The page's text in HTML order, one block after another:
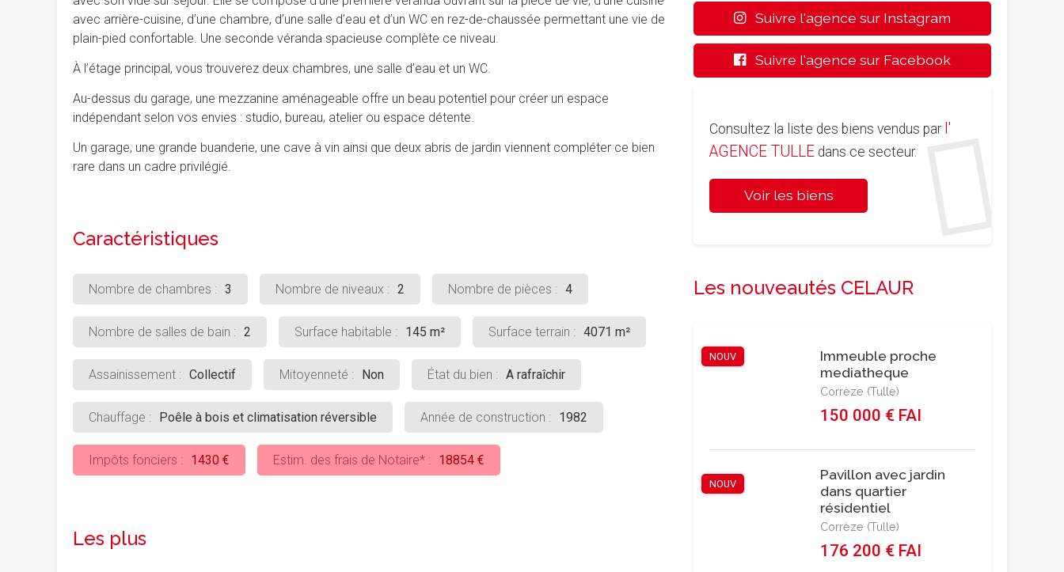
avec arrière-cuisine, d’une chambre, d’une salle d’eau et d’un WC en rez-de-chaussée permettant une vie de
plain-pied confortable. Une seconde véranda spacieuse complète ce niveau.
À l’étage principal, vous trouverez deux chambres, une salle d’eau et un WC.
Au-dessus du garage, une mezzanine aménageable offre un beau potentiel pour créer un espace
indépendant selon vos envies : studio, bureau, atelier ou espace détente.
Un garage, une grande buanderie, une cave à vin ainsi que deux abris de jardin viennent compléter ce bien
rare dans un cadre privilégié.
Caractéristiques
Nombre de chambres : 3 Nombre de niveaux : 2 Nombre de pièces : 4
Nombre de salles de bain : 2 Surface habitable : 145 m² Surface terrain : 4071 m²
Assainissement : Collectif Mitoyenneté : Non État du bien : A rafraîchir
Chauffage : Poêle à bois et climatisation réversible Année de construction : 1982
Impôts fonciers : 1430 € Estim. des frais de Notaire* : 18854 €
Les plus
Suivre l'agence sur Instagram
Suivre l'agence sur Facebook
Consultez la liste des biens vendus par l'
AGENCE TULLE dans ce secteur.
Voir les biens
Les nouveautés CELAUR
NOUV
Immeuble proche
mediatheque
Corrèze (Tulle)
150 000 € FAI
NOUV
Pavillon avec jardin
dans quartier
résidentiel
Corrèze (Tulle)
176 200 € FAI